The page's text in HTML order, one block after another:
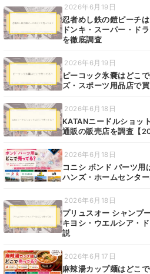
2026年6月19日
忍者めし鉄の鎧ピーチ
ドンキ・スーパー・ド
を徹底調査
2026年6月19日
ピーコック氷嚢はどこ
ズ・スポーツ用品店で
2026年6月18日
KATANニードルショッ
通販の販売店を調査【
2026年6月18日
コニシ ボンド パーツ用
ハンズ・ホームセンタ
2026年6月18日
プリュスオー シャンプ
キヨシ・ウエルシア・
説
2026年6月17日
麻辣湯カップ麺はどこ